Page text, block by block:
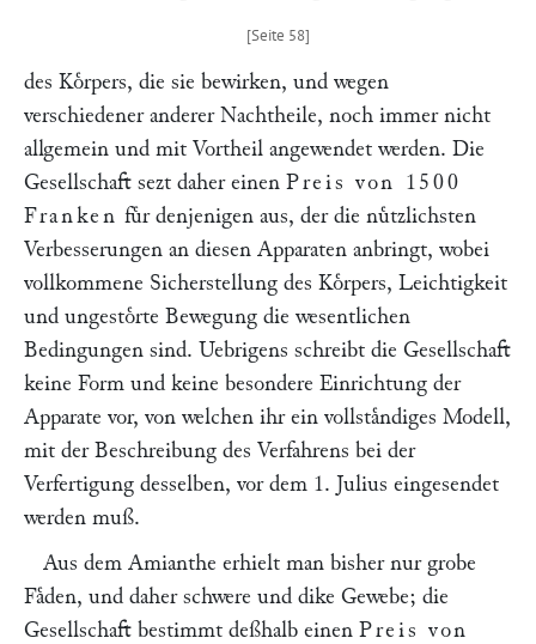
des Koͤrpers, die sie bewirken, und wegen
verschiedener anderer Nachtheile, noch immer nicht
allgemein und mit Vortheil angewendet werden. Die
Gesellschaft sezt daher einen Preis von 1500
Franken fuͤr denjenigen aus, der die nuͤtzlichsten
Verbesserungen an diesen Apparaten anbringt, wobei
vollkommene Sicherstellung des Koͤrpers, Leichtigkeit
und ungestoͤrte Bewegung die wesentlichen
Bedingungen sind. Uebrigens schreibt die Gesellschaft
keine Form und keine besondere Einrichtung der
Apparate vor, von welchen ihr ein vollstaͤndiges Modell,
mit der Beschreibung des Verfahrens bei der
Verfertigung desselben, vor dem 1. Julius eingesendet
werden muß.
Aus dem Amianthe erhielt man bisher nur grobe
Faͤden, und daher schwere und dike Gewebe; die
Gesellschaft bestimmt deßhalb einen Preis von